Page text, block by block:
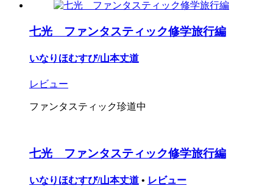
七光 ファンタスティック修学旅行編
いなりほむすび/山本丈道
レビュー
ファンタスティック珍道中
七光 ファンタスティック修学旅行編
いなりほむすび/山本丈道 • レビュー